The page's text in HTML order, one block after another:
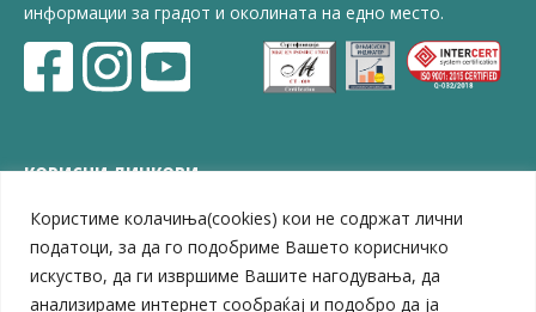
Користиме колачиња(cookies) кои не содржат лични
податоци, за да го подобриме Вашето корисничко
искуство, да ги извршиме Вашите нагодувања, да
анализираме интернет сообраќај и подобро да ја
информации за градот и околината на едно место.
КОРИСНИ ЛИНКОВИ
ЗЕЛС – Заедница на единиците на локална самоуправа
Центар за развој на Вардарски плански регион
Јавно комунално претпријатие „Дервен“
ЈПССО „Парк – спорт и паркинзи“